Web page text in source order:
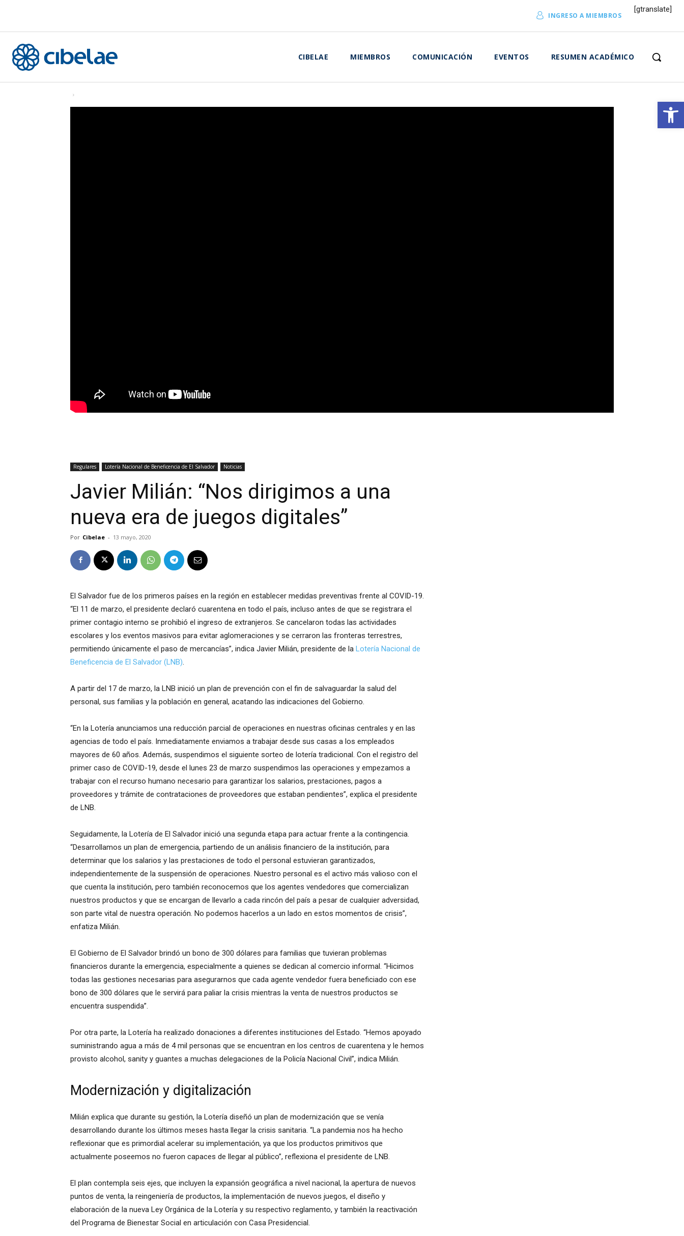
Abrir
INGRESO A MIEMBROS
[gtranslate]
CIBELAE MIEMBROS COMUNICACIÓN EVENTOS RESUMEN ACADÉMICO
Regulares Lotería Nacional de Beneficencia de El Salvador Noticias
Javier Milián: “Nos dirigimos a una
nueva era de juegos digitales”
Por Cibelae - 13 mayo, 2020
El Salvador fue de los primeros países en la región en establecer medidas preventivas frente al COVID-19.
“El 11 de marzo, el presidente declaró cuarentena en todo el país, incluso antes de que se registrara el
primer contagio interno se prohibió el ingreso de extranjeros. Se cancelaron todas las actividades
escolares y los eventos masivos para evitar aglomeraciones y se cerraron las fronteras terrestres,
permitiendo únicamente el paso de mercancías”, indica Javier Milián, presidente de la Lotería Nacional de
Beneficencia de El Salvador (LNB).
A partir del 17 de marzo, la LNB inició un plan de prevención con el fin de salvaguardar la salud del
personal, sus familias y la población en general, acatando las indicaciones del Gobierno.
“En la Lotería anunciamos una reducción parcial de operaciones en nuestras oficinas centrales y en las
agencias de todo el país. Inmediatamente enviamos a trabajar desde sus casas a los empleados
mayores de 60 años. Además, suspendimos el siguiente sorteo de lotería tradicional. Con el registro del
primer caso de COVID-19, desde el lunes 23 de marzo suspendimos las operaciones y empezamos a
trabajar con el recurso humano necesario para garantizar los salarios, prestaciones, pagos a
proveedores y trámite de contrataciones de proveedores que estaban pendientes”, explica el presidente
de LNB.
Seguidamente, la Lotería de El Salvador inició una segunda etapa para actuar frente a la contingencia.
“Desarrollamos un plan de emergencia, partiendo de un análisis financiero de la institución, para
determinar que los salarios y las prestaciones de todo el personal estuvieran garantizados,
independientemente de la suspensión de operaciones. Nuestro personal es el activo más valioso con el
que cuenta la institución, pero también reconocemos que los agentes vendedores que comercializan
nuestros productos y que se encargan de llevarlo a cada rincón del país a pesar de cualquier adversidad,
son parte vital de nuestra operación. No podemos hacerlos a un lado en estos momentos de crisis”,
enfatiza Milián.
El Gobierno de El Salvador brindó un bono de 300 dólares para familias que tuvieran problemas
financieros durante la emergencia, especialmente a quienes se dedican al comercio informal. “Hicimos
todas las gestiones necesarias para asegurarnos que cada agente vendedor fuera beneficiado con ese
bono de 300 dólares que le servirá para paliar la crisis mientras la venta de nuestros productos se
encuentra suspendida”.
Por otra parte, la Lotería ha realizado donaciones a diferentes instituciones del Estado. “Hemos apoyado
suministrando agua a más de 4 mil personas que se encuentran en los centros de cuarentena y le hemos
provisto alcohol, sanity y guantes a muchas delegaciones de la Policía Nacional Civil”, indica Milián.
Modernización y digitalización
Milián explica que durante su gestión, la Lotería diseñó un plan de modernización que se venía
desarrollando durante los últimos meses hasta llegar la crisis sanitaria. “La pandemia nos ha hecho
reflexionar que es primordial acelerar su implementación, ya que los productos primitivos que
actualmente poseemos no fueron capaces de llegar al público”, reflexiona el presidente de LNB.
El plan contempla seis ejes, que incluyen la expansión geográfica a nivel nacional, la apertura de nuevos
puntos de venta, la reingeniería de productos, la implementación de nuevos juegos, el diseño y
elaboración de la nueva Ley Orgánica de la Lotería y su respectivo reglamento, y también la reactivación
del Programa de Bienestar Social en articulación con Casa Presidencial.